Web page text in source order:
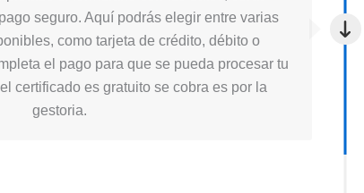
seguro. Aquí podrás elegir entre varias
como tarjeta de crédito, débito o
el pago para que se pueda procesar tu
certificado es gratuito se cobra es por la
gestoria.